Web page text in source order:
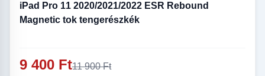
iPad Pro 11 2020/2021/2022 ESR Rebound
Magnetic tok tengerészkék
9 400 Ft11 900 Ft